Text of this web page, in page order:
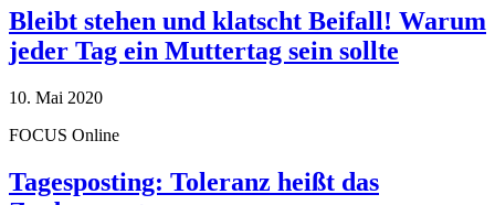
Bleibt stehen und klatscht Beifall! Warum
jeder Tag ein Muttertag sein sollte
10. Mai 2020
FOCUS Online
Tagesposting: Toleranz heißt das